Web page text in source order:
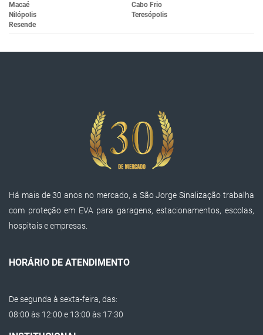
Macaé
Cabo Frio
Nilópolis
Teresópolis
Resende
Há mais de 30 anos no mercado, a São Jorge Sinalização trabalha
com proteção em EVA para garagens, estacionamentos, escolas,
hospitais e empresas.
HORÁRIO DE ATENDIMENTO
De segunda à sexta-feira, das:
08:00 às 12:00 e 13:00 às 17:30